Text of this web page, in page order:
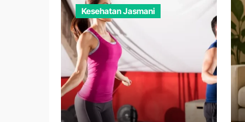
Kesehatan Jasmani